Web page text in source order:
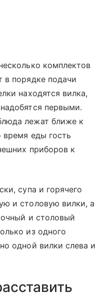
комплектов
в порядке подачи
находятся вилка,
первыми.
лежат ближе к
время еды гость
приборов к
супа и горячего
и столовую вилки, а
и столовый
из одного
одной вилки слева и